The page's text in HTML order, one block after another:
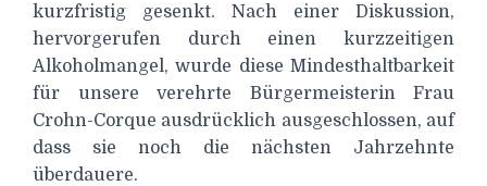
kurzfristig gesenkt. Nach einer Diskussion,
hervorgerufen durch einen kurzzeitigen
Alkoholmangel, wurde diese Mindesthaltbarkeit
für unsere verehrte Bürgermeisterin Frau
Crohn-Corque ausdrücklich ausgeschlossen, auf
dass sie noch die nächsten Jahrzehnte
überdauere.